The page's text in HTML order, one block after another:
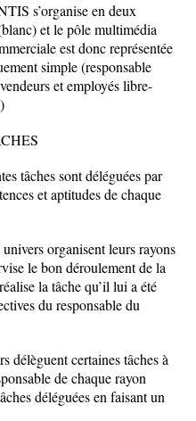
s’organise en deux
et le pôle multimédia
est donc représentée
simple (responsable
et employés libre-
tâches sont déléguées par
et aptitudes de chaque
organisent leurs rayons
le bon déroulement de la
la tâche qu’il lui a été
du responsable du
délèguent certaines tâches à
de chaque rayon
déléguées en faisant un